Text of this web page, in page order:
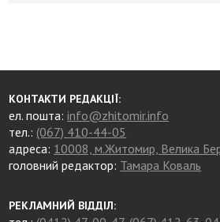
КОНТАКТИ РЕДАКЦІЇ:
ел. пошта:info@zhitomir.info
тел.: (067) 410-44-05
адреса: 10008, м.Житомир, Велика
головний редактор: Тамара Коваль
РЕКЛАМНИЙ ВІДДІЛ: